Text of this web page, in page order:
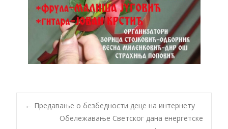
Post
← Предавање о безбедности деце на интернету
Oбележавање Светског дана енергетске